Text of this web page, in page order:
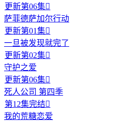
更新第06集
萨菲德萨加尔行动
更新第01集
一旦被发现就完了
更新第02集
守护之爱
更新第06集
死人公司 第四季
第12集完结
我的荒糖恋爱